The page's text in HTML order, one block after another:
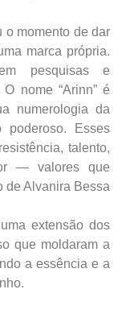
o momento de dar
marca própria.
pesquisas e
nome “Arinn” é
numerologia da
poderoso. Esses
talento,
— valores que
de Alvanira Bessa
extensão dos
que moldaram a
a essência e a